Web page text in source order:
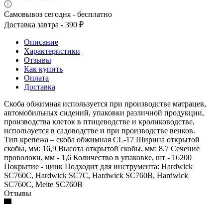
Самовывоз сегодня - бесплатно
Доставка завтра - 390 ₽
Описание
Характеристики
Отзывы
Как купить
Оплата
Доставка
Скоба обжимная используется при производстве матрацев,
автомобильных сидений, упаковки различной продукции,
производства клеток в птицеводстве и кролиководстве,
используется в садоводстве и при производстве венков.
Тип крепежа – скоба обжимная CL-17 Ширина открытой
скобы, мм: 16,9 Высота открытой скобы, мм: 8,7 Сечение
проволоки, мм - 1,6 Количество в упаковке, шт - 16200
Покрытие - цинк Подходит для инструмента: Hardwick
SC760C, Hardwick SC7C, Hardwick SC760B, Hardwick
SC760C, Meite SC760B
Отзывы